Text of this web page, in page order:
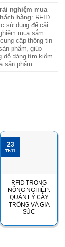
nghiệm mua
hàng: RFID
sử dụng để cải
mua sắm
cấp thông tin
phẩm, giúp
dễ dàng tìm kiếm
sản phẩm.
RFID TRONG
NÔNG NGHIỆP:
QUẢN LÝ CÂY
TRỒNG VÀ GIA
SÚC
23
Th11